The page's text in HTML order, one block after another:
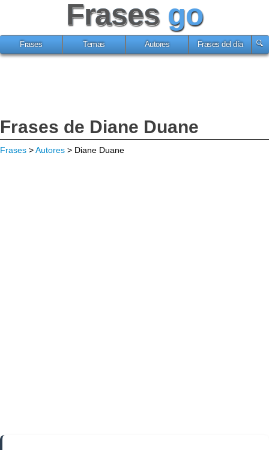
Frases go
Frases Temas Autores Frases del día
Frases de Diane Duane
Frases >Autores > Diane Duane